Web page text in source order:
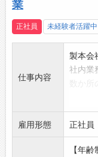
業
正社員 未経験者活躍中
仕事内容
製本会
社内業
雇用形態 正社員
【年